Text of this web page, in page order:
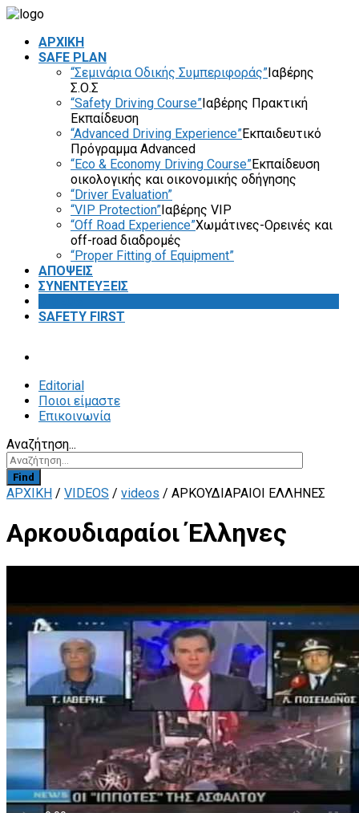
ΑΡΧΙΚΗ
SAFE PLAN
“Σεμινάρια Οδικής Συμπεριφοράς”Ιαβέρης
Σ.Ο.Σ
“Safety Driving Course”Ιαβέρης Πρακτική
Εκπαίδευση
“Advanced Driving Experience”Εκπαιδευτικό
Πρόγραμμα Advanced
“Eco & Economy Driving Course”Εκπαίδευση
οικολογικής και οικονομικής οδήγησης
“Driver Evaluation”
“VIP Protection”Ιαβέρης VIP
“Off Road Experience”Χωμάτινες-Ορεινές και
off-road διαδρομές
“Proper Fitting of Equipment”
ΑΠΟΨΕΙΣ
ΣΥΝΕΝΤΕΥΞΕΙΣ
SAFETY FIRST
Editorial
Ποιοι είμαστε
Επικοινωνία
Αναζήτηση...
Find
ΑΡΧΙΚΗ / VIDEOS / videos / ΑΡΚΟΥΔΙΑΡΑΊΟΙ ΈΛΛΗΝΕΣ
Αρκουδιαραίοι Έλληνες